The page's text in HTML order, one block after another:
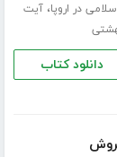
در اروپا،آیت
دانلود کتاب